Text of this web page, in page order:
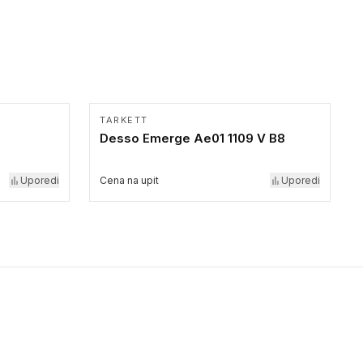
Uporedi
TARKETT
Desso Emerge Ae01 1109 V B8
Cena na upit Uporedi